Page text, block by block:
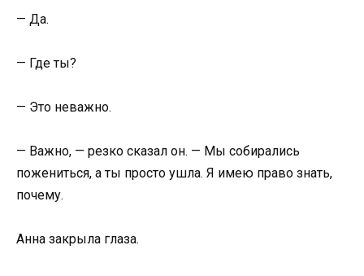
— Да.
— Где ты?
— Это неважно.
— Важно, — резко сказал он. — Мы собирались
пожениться, а ты просто ушла. Я имею право знать,
почему.
Анна закрыла глаза.